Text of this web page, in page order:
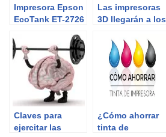
Impresora Epson
EcoTank ET-2726
Experto
Las impresoras
3D llegarán a los
años
Claves para
ejercitar las
¿Cómo ahorrar
tinta de